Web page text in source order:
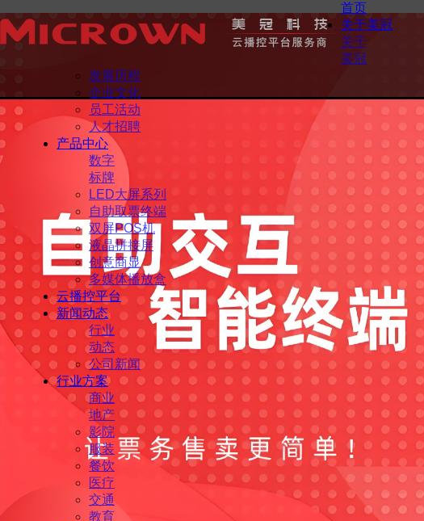
首页
关于美冠
关于
美冠
发展历程
企业文化
员工活动
人才招聘
产品中心
数字
标牌
LED大屏系列
自助取票终端
双屏POS机
液晶拼接屏
创意商显
多媒体播放盒
云播控平台
新闻动态
行业
动态
公司新闻
行业方案
商业
地产
影院
服装
餐饮
医疗
交通
教育